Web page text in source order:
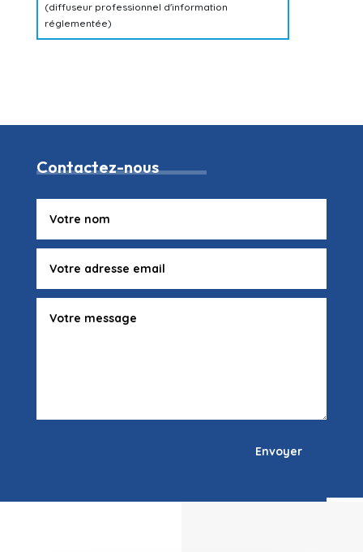
(diffuseur professionnel d'information
réglementée)
Contactez-nous
Envoyer